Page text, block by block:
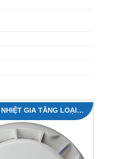
GIA TĂNG LOẠI
SENSOMAG R20